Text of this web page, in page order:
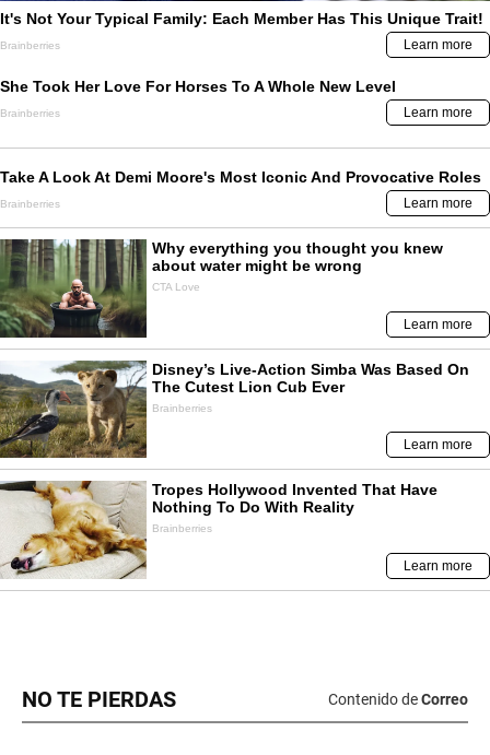
NO TE PIERDAS Contenido deCorreo